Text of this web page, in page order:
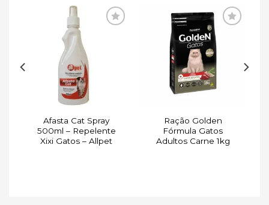
Afasta Cat Spray
500ml – Repelente
Xixi Gatos – Allpet
Adicionar
à lista de
desejos
Ração Golden
Fórmula Gatos
Adultos Carne 1kg